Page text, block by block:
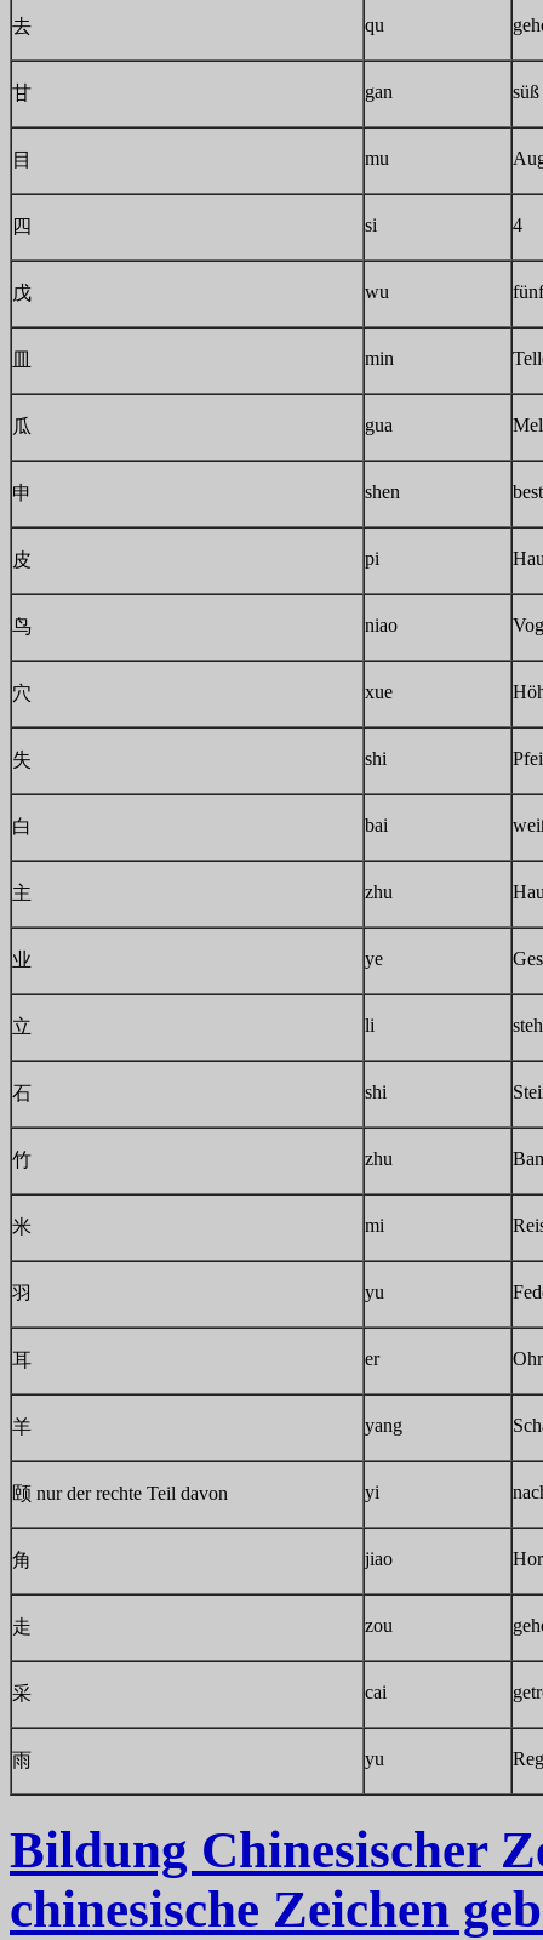
去 qu
甘 gan süß
目 mu
四 si 4
戊 wu
皿 min
瓜 gua
申 shen
皮 pi
鸟 niao
穴 xue
失 shi
白 bai
主 zhu
业 ye
立 li
石 shi
竹 zhu
米 mi
羽 yu
耳 er Ohr
羊 yang
颐 nur der rechte Teil davon yi
角 jiao
走 zou
采 cai
雨 yu
Bildung Chinesischer
chinesische Zeichen